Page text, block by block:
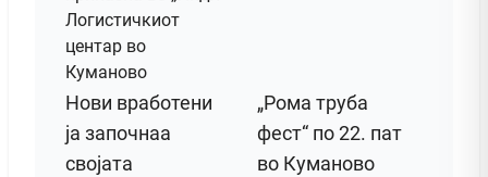
Нови вработени
ја започнаа
својата
„Рома труба
фест“ по 22. пат
во Куманово